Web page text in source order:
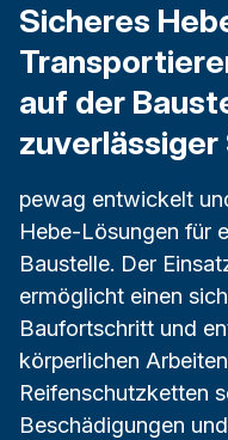
Sicheres
auf der
pewag entwickelt
Hebe-Lösungen für
Baustelle. Der
ermöglicht einen
Baufortschritt und
körperlichen
Reifenschutzketten
Beschädigungen